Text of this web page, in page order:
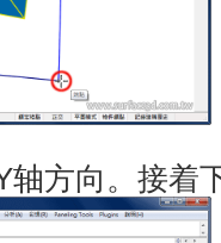
轴方向。接着